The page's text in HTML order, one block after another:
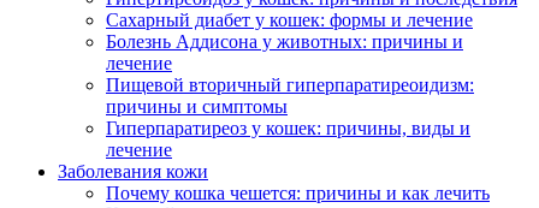
Сахарный диабет у кошек: формы и лечение
Болезнь Аддисона у животных: причины и
лечение
Пищевой вторичный гиперпаратиреоидизм:
причины и симптомы
Гиперпаратиреоз у кошек: причины, виды и
лечение
Заболевания кожи
Почему кошка чешется: причины и как лечить